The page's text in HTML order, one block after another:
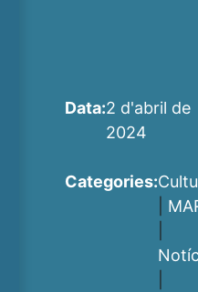
Data:2 d'abril de
2024
Categories: